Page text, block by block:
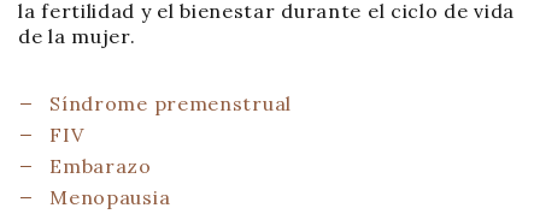
la fertilidad y el bienestar durante el ciclo de vida
de la mujer.
Síndrome premenstrual
FIV
Embarazo
Menopausia